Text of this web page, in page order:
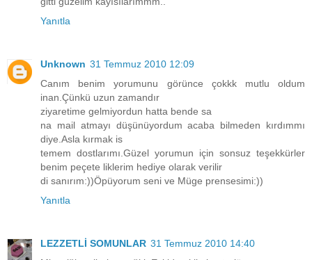
Yanıtla
Unknown 31 Temmuz 2010 12:09
Canım benim yorumunu görünce çokkk mutlu oldum
inan.Çünkü uzun zamandır
ziyaretime gelmiyordun hatta bende sa
na mail atmayı düşünüyordum acaba bilmeden kırdımmı
diye.Asla kırmak is
temem dostlarımı.Güzel yorumun için sonsuz teşekkürler
benim peçete liklerim hediye olarak verilir
di sanırım:))Öpüyorum seni ve Müge prensesimi:))
Yanıtla
LEZZETLİ SOMUNLAR 31 Temmuz 2010 14:40